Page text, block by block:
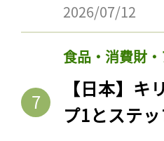
2026/07/12
食品・消費財
【日本】
プ1とステ